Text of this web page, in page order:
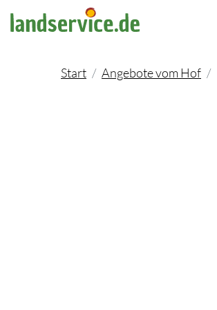
Start Angebote vom Hof